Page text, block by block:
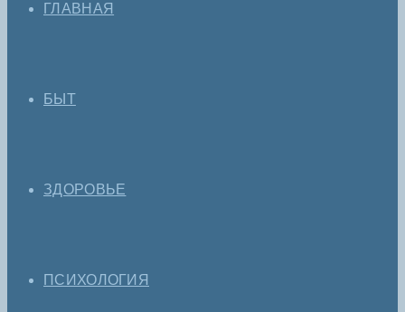
ГЛАВНАЯ
БЫТ
ЗДОРОВЬЕ
ПСИХОЛОГИЯ